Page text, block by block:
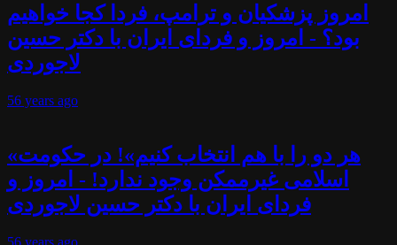
امروز پزشکیان و ترامپ، فردا کجا خواهیم
بود؟ - امروز و فردای ایران با دکتر حسین
لاجوردی
56 years ago
«هر دو را با هم انتخاب کنیم»! در حکومت
اسلامی غیرممکن وجود ندارد! - امروز و
فردای ایران با دکتر حسین لاجوردی
56 years ago